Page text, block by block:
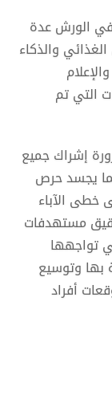
في الورش عدة
والذكاء
التي تم
إشراك جميع
يجسد حرص
خطى الآباء
مستهدفات
التي تواجهها
بها وتوسيع
أفراد